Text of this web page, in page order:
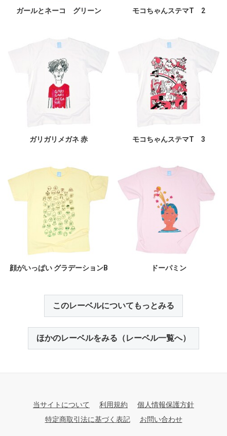
ガールとネーコ グリーン モコちゃんステマT 2
ガリガリメガネ 赤 モコちゃんステマT 3
顔がいっぱい グラデーションB ドーパミン
このレーベルについてもっとみる
ほかのレーベルをみる（レーベル一覧へ）
当サイトについて 利用規約
個人情報保護方針
特定商取引法に基づく表記
お問い合わせ